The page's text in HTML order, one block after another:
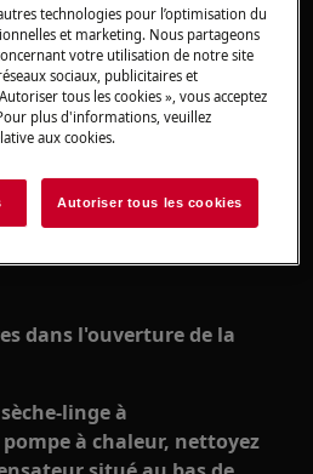
etc.)
Sèche-linge à
d'air au cours du
dans l'ouverture de la
linge à
à chaleur, nettoyez
technologies pour l’optimisation du
et marketing. Nous partageons
votre utilisation de notre site
sociaux, publicitaires et
tous les cookies », vous acceptez
plus d'informations, veuillez
aux cookies.
Autoriser tous les cookies